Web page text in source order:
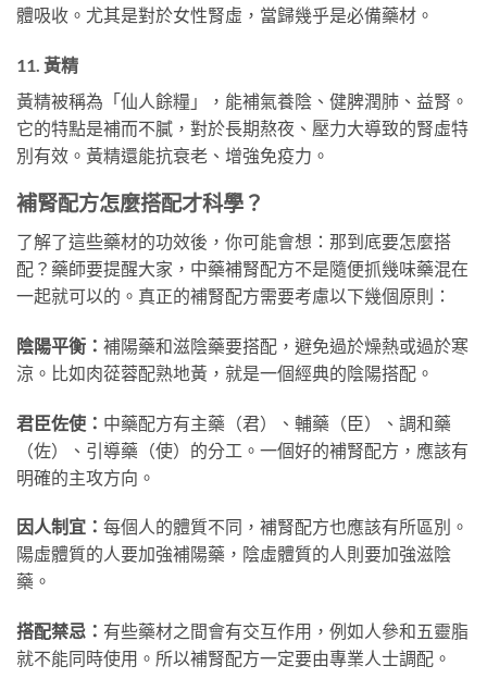
體吸收。尤其是對於女性腎虛，當歸幾乎是必備藥材。
11. 黃精
黃精被稱為「仙人餘糧」，能補氣養陰、健脾潤肺、益腎。
它的特點是補而不膩，對於長期熬夜、壓力大導致的腎虛特
別有效。黃精還能抗衰老、增強免疫力。
補腎配方怎麼搭配才科學？
了解了這些藥材的功效後，你可能會想：那到底要怎麼搭
配？藥師要提醒大家，中藥補腎配方不是隨便抓幾味藥混在
一起就可以的。真正的補腎配方需要考慮以下幾個原則：
陰陽平衡： 補陽藥和滋陰藥要搭配，避免過於燥熱或過於寒
涼。比如肉蓯蓉配熟地黃，就是一個經典的陰陽搭配。
君臣佐使： 中藥配方有主藥（君）、輔藥（臣）、調和藥
（佐）、引導藥（使）的分工。一個好的補腎配方，應該有
明確的主攻方向。
因人制宜： 每個人的體質不同，補腎配方也應該有所區別。
陽虛體質的人要加強補陽藥，陰虛體質的人則要加強滋陰
藥。
搭配禁忌： 有些藥材之間會有交互作用，例如人參和五靈脂
就不能同時使用。所以補腎配方一定要由專業人士調配。